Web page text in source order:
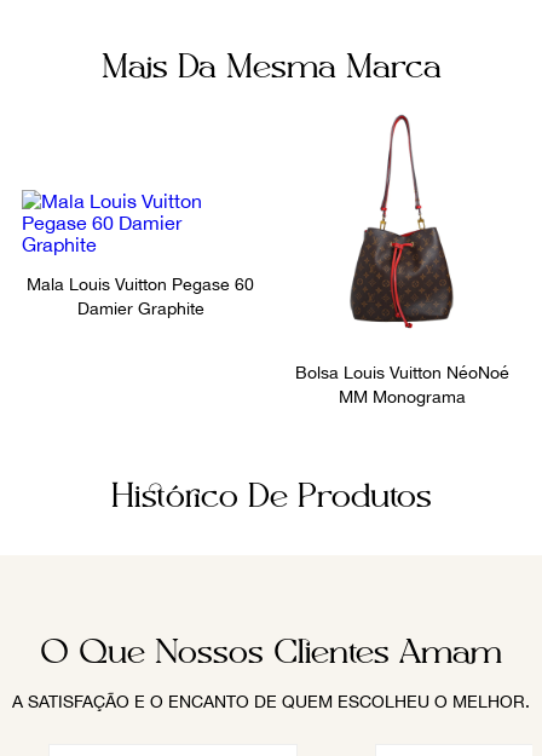
Mais Da Mesma Marca
Mala Louis Vuitton Pegase 60
Damier Graphite
Bolsa Louis Vuitton NéoNoé
MM Monograma
Histórico De Produtos
O Que Nossos Clientes Amam
A SATISFAÇÃO E O ENCANTO DE QUEM ESCOLHEU O MELHOR.